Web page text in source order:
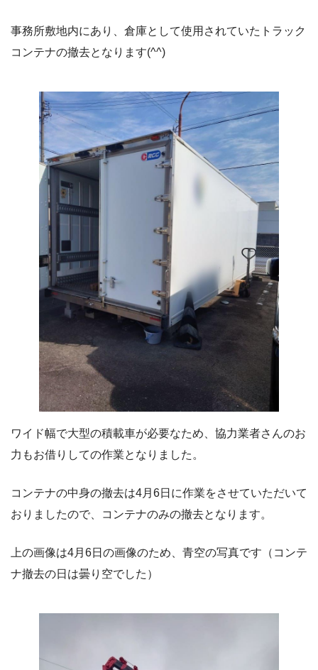
事務所敷地内にあり、倉庫として使用されていたトラック
コンテナの撤去となります(^^)
ワイド幅で大型の積載車が必要なため、協力業者さんのお
力もお借りしての作業となりました。
コンテナの中身の撤去は4月6日に作業をさせていただいて
おりましたので、コンテナのみの撤去となります。
上の画像は4月6日の画像のため、青空の写真です（コンテ
ナ撤去の日は曇り空でした）